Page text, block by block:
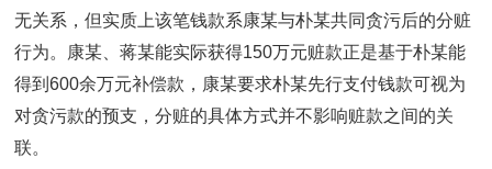
无关系，但实质上该笔钱款系康某与朴某共同贪污后的分赃
行为。康某、蒋某能实际获得150万元赃款正是基于朴某能
得到600余万元补偿款，康某要求朴某先行支付钱款可视为
对贪污款的预支，分赃的具体方式并不影响赃款之间的关
联。